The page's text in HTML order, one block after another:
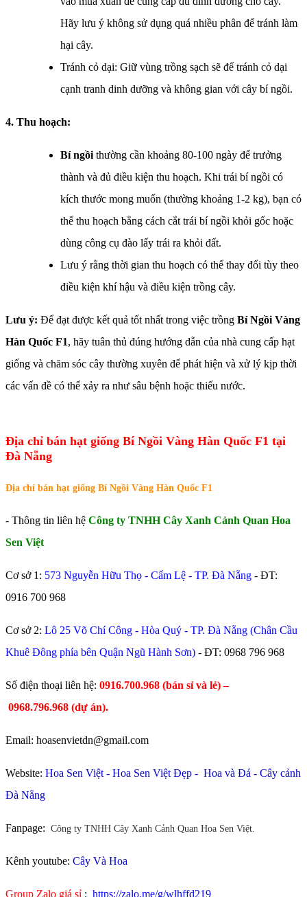
Hãy lưu ý không sử dụng quá nhiều phân để tránh làm
hại cây.
Tránh cỏ dại: Giữ vùng trồng sạch sẽ để tránh cỏ dại
cạnh tranh dinh dưỡng và không gian với cây bí ngồi.
4. Thu hoạch:
Bí ngồi thường cần khoảng 80-100 ngày để trưởng
thành và đủ điều kiện thu hoạch. Khi trái bí ngồi có
kích thước mong muốn (thường khoảng 1-2 kg), bạn có
thể thu hoạch bằng cách cắt trái bí ngồi khỏi gốc hoặc
dùng công cụ đào lấy trái ra khỏi đất.
Lưu ý rằng thời gian thu hoạch có thể thay đổi tùy theo
điều kiện khí hậu và điều kiện trồng cây.
Lưu ý: Để đạt được kết quả tốt nhất trong việc trồng Bí Ngồi Vàng
Hàn Quốc F1, hãy tuân thủ đúng hướng dẫn của nhà cung cấp hạt
giống và chăm sóc cây thường xuyên để phát hiện và xử lý kịp thời
các vấn đề có thể xảy ra như sâu bệnh hoặc thiếu nước.
Địa chỉ bán hạt giống Bí Ngồi Vàng Hàn Quốc F1 tại
Đà Nẵng
Địa chỉ bán hạt giống Bí Ngồi Vàng Hàn Quốc F1
- Thông tin liên hệ Công ty TNHH Cây Xanh Cảnh Quan Hoa
Sen Việt
Cơ sở 1: 573 Nguyễn Hữu Thọ - Cẩm Lệ - TP. Đà Nẵng - ĐT:
0916 700 968
Cơ sở 2: Lô 25 Võ Chí Công - Hòa Quý - TP. Đà Nẵng (Chân Cầu
Khuê Đông phía bên Quận Ngũ Hành Sơn) - ĐT: 0968 796 968
​Số điện thoại liên hệ: 0916.700.968 (bán sỉ và lẻ) –
0968.796.968 (dự án).
Email: hoasenvietdn@gmail.com
Website: Hoa Sen Việt - Hoa Sen Việt Đẹp - Hoa và Đá - Cây cảnh
Đà Nẵng
Fanpage: Công ty TNHH Cây Xanh Cảnh Quan Hoa Sen Việt.
Kênh youtube: Cây Và Hoa
Group Zalo giá sỉ : https://zalo.me/g/wlhffd219